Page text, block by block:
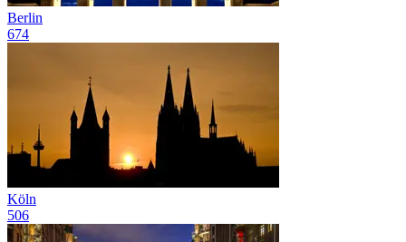
Berlin
674
Köln
506